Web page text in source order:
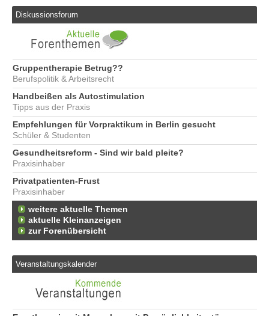
Diskussionsforum
Gruppentherapie Betrug??
Berufspolitik & Arbeitsrecht
Handbeißen als Autostimulation
Tipps aus der Praxis
Empfehlungen für Vorpraktikum in Berlin gesucht
Schüler & Studenten
Gesundheitsreform - Sind wir bald pleite?
Praxisinhaber
Privatpatienten-Frust
Praxisinhaber
weitere aktuelle Themen
aktuelle Kleinanzeigen
zur Forenübersicht
Veranstaltungskalender